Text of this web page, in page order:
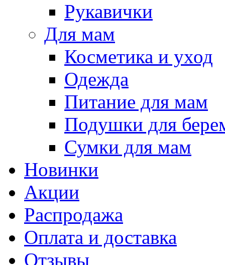
Рукавички
Для мам
Косметика и уход
Одежда
Питание для мам
Подушки для
Сумки для мам
Новинки
Акции
Распродажа
Оплата и доставка
Отзывы